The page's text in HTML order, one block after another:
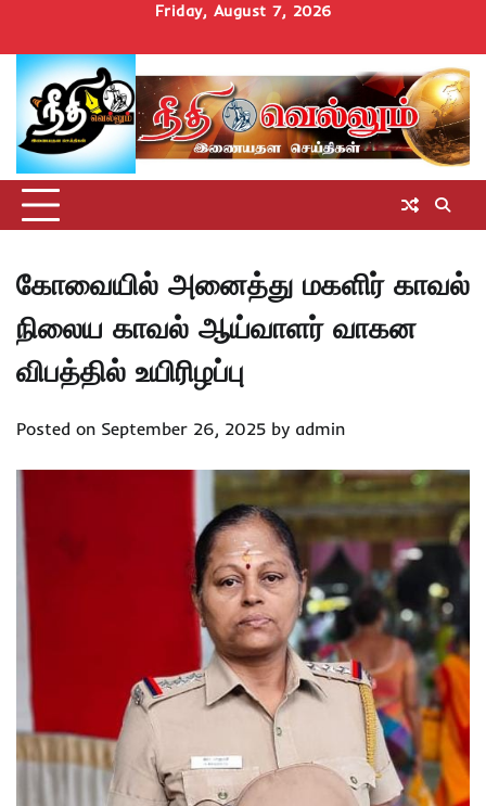
content
Friday, August 7, 2026
Homeசெய்திகள்
தமிழ்நாடுமாவட்டச்செய்திகள்
அரசியல்ஆன்மிகம்
சட்டம்
அறிவோம்
சினிமாUncategorized
கோவையில் அனைத்து மகளிர் காவல்
நிலைய காவல் ஆய்வாளர் வாகன
விபத்தில் உயிரிழப்பு
Posted on September 26, 2025 by admin